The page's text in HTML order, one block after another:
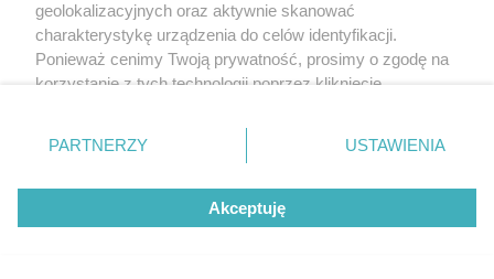
Nasze serwisy
geolokalizacyjnych oraz aktywnie skanować
charakterystykę urządzenia do celów identyfikacji.
Ponieważ cenimy Twoją prywatność, prosimy o zgodę na
korzystanie z tych technologii poprzez kliknięcie
zmienić/wycofać klikając przycisk ustawień prywatności
znajdujący się w lewym dolnym rogu strony
rodzaje przetwarzania danych nie wymagają zgody
użytkownika, ale masz prawo sprzeciwić się takiemu
przetwarzaniu. Preferencje będą miały zastosowanie tylko
PARTNERZY USTAWIENIA
Akceptuję